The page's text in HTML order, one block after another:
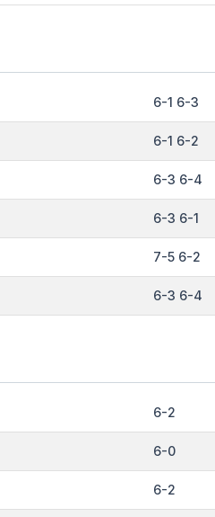
6-1 6-3
6-1 6-2
6-3 6-4
6-3 6-1
7-5 6-2
6-3 6-4
6-2
6-0
6-2